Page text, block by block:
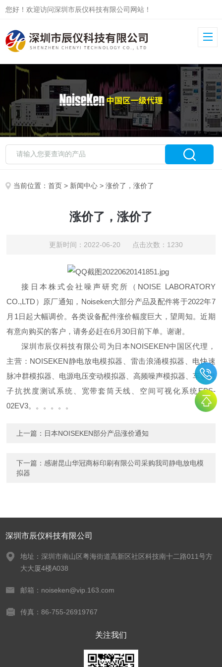
您好！欢迎访问深圳市辰仪科技有限公司网站！
当前位置：首页 > 新闻中心 > 涨价了，涨价了
涨价了，涨价了
更新时间：2022-06-20 点击次数：1230
接日本株式会社噪声研究所（NOISE LABORATORY
CO.,LTD）原厂通知，Noiseken大部分产品及配件将于2022年7
月1日起大幅调价。各类设备配件涨价幅度巨大，望周知。近期
有意向购买的客户，请务必赶在6月30日前下单。谢谢。
深圳市辰仪科技有限公司为日本NOISEKEN中国区代理，
主营：NOISEKEN静电放电模拟器、雷击浪涌模拟器、电快速
脉冲群模拟器、电源电压变动模拟器、高频噪声模拟器、车载电
子抗扰度测试系统、宽带套筒天线、空间可视化系统EPS-
02EV3。。。。。。
上一篇： 日本NOISEKEN部分产品涨价通知
下一篇： 感谢昆山华冠商标印刷有限公司采购我司静电放电模
拟器
深圳市辰仪科技有限公司
地址：深圳市南山区粤海街道高新区社区科技南十二路011号方
大大厦4楼A038
邮箱：noiseken@vip.163.com
传真：86-755-26919767
关注我们